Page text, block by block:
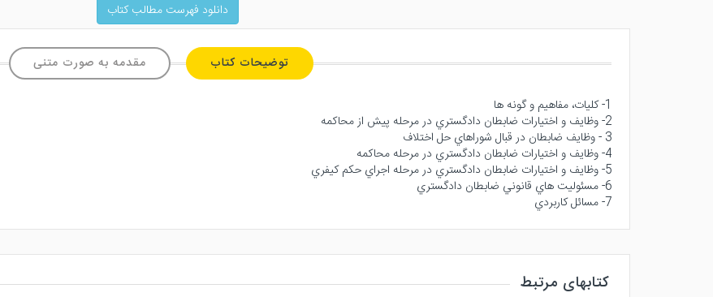
دانلود فهرست مطالب کتاب
توضیحات کتاب مقدمه به صورت متنی
1- كليات، مفاهيم و گونه ها
2- وظايف و اختيارات ضابطان دادگستري در مرحله پيش از محاكمه
3 - وظايف ضابطان در قبال شوراهاي حل اختلاف
4- وظايف و اختيارات ضابطان دادگستري در مرحله محاكمه
5- وظايف و اختيارات ضابطان دادگستري در مرحله اجراي حكم كيفري
6- مسئوليت هاي قانوني ضابطان دادگستري
7- مسائل كاربردي
کتابهای مرتبط